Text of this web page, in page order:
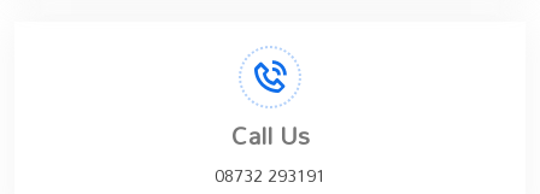
Call Us
08732 293191